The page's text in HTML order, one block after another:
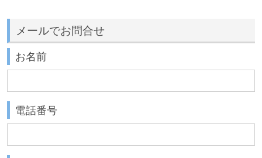
メールでお問合せ
お名前
電話番号